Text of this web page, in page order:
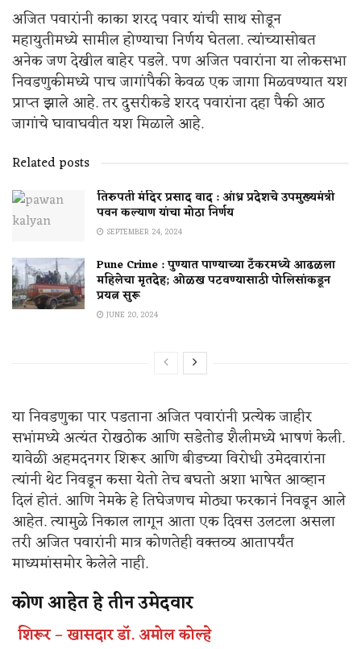
अजित पवारांनी काका शरद पवार यांची साथ सोडून
महायुतीमध्ये सामील होण्याचा निर्णय घेतला. त्यांच्यासोबत
अनेक जण देखील बाहेर पडले. पण अजित पवारांना या लोकसभा
निवडणुकीमध्ये पाच जागांपैकी केवळ एक जागा मिळवण्यात यश
प्राप्त झाले आहे. तर दुसरीकडे शरद पवारांना दहा पैकी आठ
जागांचे घावाघवीत यश मिळाले आहे.
Related posts
तिरुपती मंदिर प्रसाद वाद : आंध्र प्रदेशचे उपमुख्यमंत्री
पवन कल्याण यांचा मोठा निर्णय
SEPTEMBER 24, 2024
Pune Crime : पुण्यात पाण्याच्या टँकरमध्ये आढळला
महिलेचा मृतदेह; ओळख पटवण्यासाठी पोलिसांकडून
प्रयत्न सुरू
JUNE 20, 2024
या निवडणुका पार पडताना अजित पवारांनी प्रत्येक जाहीर
सभांमध्ये अत्यंत रोखठोक आणि सडेतोड शैलीमध्ये भाषणं केली.
यावेळी अहमदनगर शिरूर आणि बीडच्या विरोधी उमेदवारांना
त्यांनी थेट निवडून कसा येतो तेच बघतो अशा भाषेत आव्हान
दिलं होतं. आणि नेमके हे तिघेजणच मोठ्या फरकानं निवडून आले
आहेत. त्यामुळे निकाल लागून आता एक दिवस उलटला असला
तरी अजित पवारांनी मात्र कोणतेही वक्तव्य आतापर्यंत
माध्यमांसमोर केलेले नाही.
कोण आहेत हे तीन उमेदवार
शिरूर – खासदार डॉ. अमोल कोल्हे